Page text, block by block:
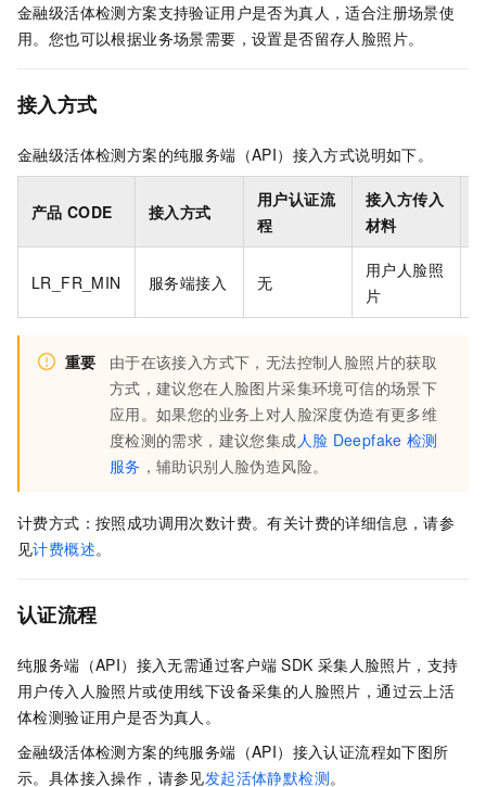
金融级活体检测方案支持验证用户是否为真人，适合注册场景使
用。您也可以根据业务场景需要，设置是否留存人脸照片。
接入方式
金融级活体检测方案的纯服务端（API）接入方式说明如下。
产品 CODE 接入方式
用户认证流
程
接入方传入
材料
LR_FR_MIN 服务端接入 无
用户人脸照
片
重要
由于在该接入方式下，无法控制人脸照片的获取
方式，建议您在人脸图片采集环境可信的场景下
应用。如果您的业务上对人脸深度伪造有更多维
度检测的需求，建议您集成人脸 Deepfake 检测
服务 ，辅助识别人脸伪造风险。
计费方式：按照成功调用次数计费。有关计费的详细信息，请参
见计费概述。
认证流程
纯服务端（API）接入无需通过客户端 SDK 采集人脸照片，支持
用户传入人脸照片或使用线下设备采集的人脸照片，通过云上活
体检测验证用户是否为真人。
金融级活体检测方案的纯服务端（API）接入认证流程如下图所
示。具体接入操作，请参见发起活体静默检测。